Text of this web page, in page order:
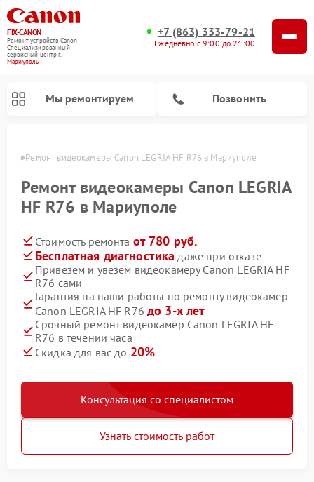
FIX-CANON
Ремонт устройств Canon
Специализированный
cервисный центр г.
Мариуполь
+7 (863) 333-79-21
Ежедневно с 9:00 до 21:00
Мы ремонтируем Позвонить
Ремонт видеокамеры Canon LEGRIA HF R76 в Мариуполе
Ремонт видеокамеры Canon LEGRIA
HF R76 в Мариуполе
Стоимость ремонта от 780 руб.
Бесплатная диагностика даже при отказе
Привезем и увезем видеокамеру Canon LEGRIA HF
R76 сами
Гарантия на наши работы по ремонту видеокамер
Canon LEGRIA HF R76 до 3-х лет
Срочный ремонт видеокамер Canon LEGRIA HF
R76 в течении часа
Скидка для вас до 20%
Консультация со специалистом
Узнать стоимость работ